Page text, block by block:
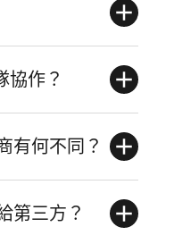
協作？
有何不同？
第三方？